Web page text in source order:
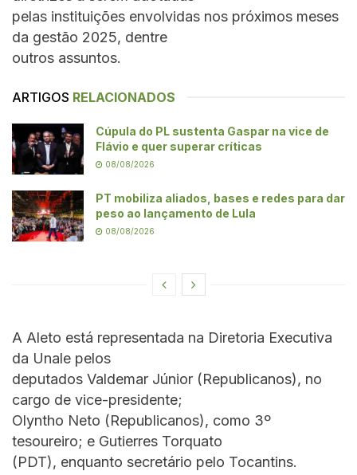
pelas instituições envolvidas nos próximos meses
da gestão 2025, dentre
outros assuntos.
ARTIGOS RELACIONADOS
Cúpula do PL sustenta Gaspar na vice de
Flávio e quer superar críticas
08/08/2026
PT mobiliza aliados, bases e redes para dar
peso ao lançamento de Lula
08/08/2026
A Aleto está representada na Diretoria Executiva
da Unale pelos
deputados Valdemar Júnior (Republicanos), no
cargo de vice-presidente;
Olyntho Neto (Republicanos), como 3º
tesoureiro; e Gutierres Torquato
(PDT), enquanto secretário pelo Tocantins.